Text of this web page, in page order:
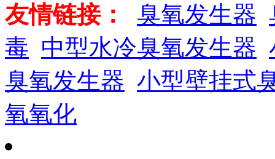
友情链接： 臭氧发生器
毒 中型水冷臭氧发生器
臭氧发生器 小型壁挂式
氧氧化